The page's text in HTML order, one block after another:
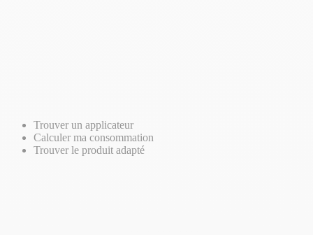
Trouver un applicateur
Calculer ma consommation
Trouver le produit adapté